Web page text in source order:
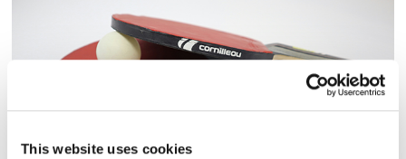
This website uses cookies